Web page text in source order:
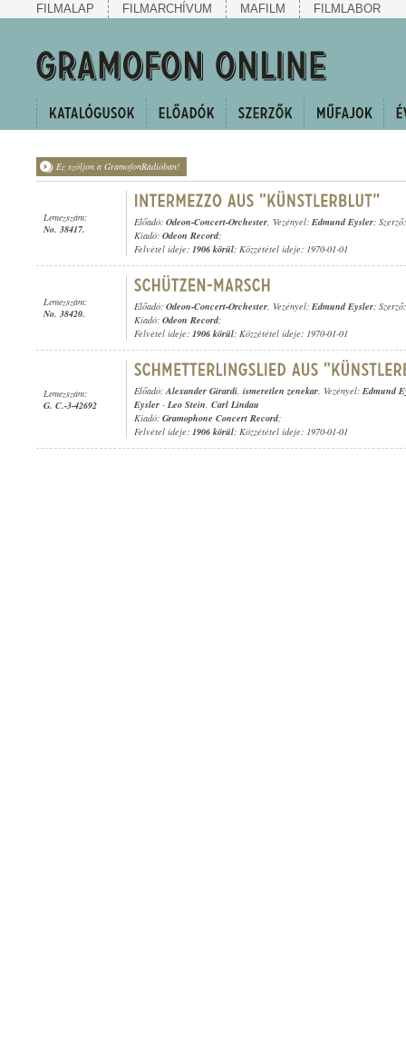
FILMALAP FILMARCHÍVUM MAFILM FILMLABOR
Ez szóljon a GramofonRádióban!
Lemezszám:
No. 38417.
Előadó: Odeon-Concert-Orchester, Vezényel: Edmund Eysler;
Kiadó: Odeon Record;
Felvétel ideje: 1906 körül; Közzététel ideje: 1970-01-01
Lemezszám:
No. 38420.
Előadó: Odeon-Concert-Orchester, Vezényel: Edmund Eysler;
Kiadó: Odeon Record;
Felvétel ideje: 1906 körül; Közzététel ideje: 1970-01-01
Lemezszám:
G. C.-3-42692
Előadó:Alexander Girardi, ismeretlen zenekar, Vezényel: Edmund
Eysler - Leo Stein, Carl Lindau
Kiadó: Gramophone Concert Record;
Felvétel ideje: 1906 körül; Közzététel ideje: 1970-01-01